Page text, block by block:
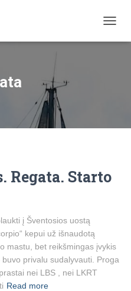
Regata. Starto
į Šventosios uostą
kepui už išnaudotą
mastu, bet reikšmingas įvykis
privalu sudalyvauti. Proga
nei LBS , nei LKRT
Read more